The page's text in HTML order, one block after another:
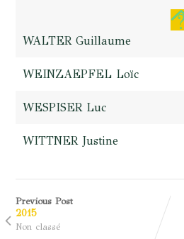
WALTER Guillaume
WEINZAEPFEL Loïc
WESPISER Luc
WITTNER Justine
Previous Post
2015
Non classé